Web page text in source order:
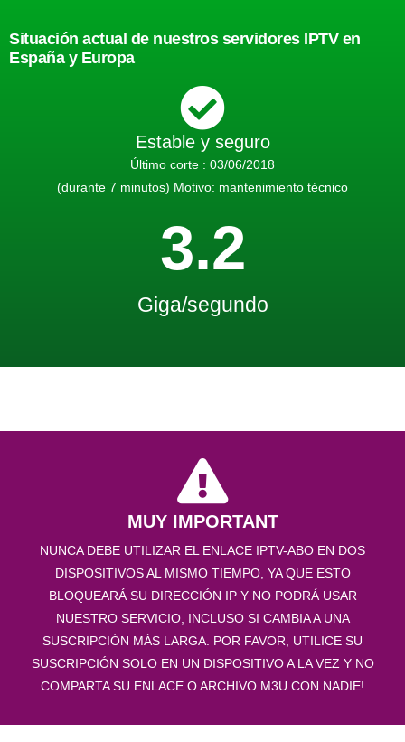
Situación actual de nuestros servidores IPTV en
España y Europa
Estable y seguro
Último corte : 03/06/2018
(durante 7 minutos) Motivo: mantenimiento técnico
Giga/segundo
3.2
MUY IMPORTANT
NUNCA DEBE UTILIZAR EL ENLACE IPTV-ABO EN DOS
DISPOSITIVOS AL MISMO TIEMPO, YA QUE ESTO
BLOQUEARÁ SU DIRECCIÓN IP Y NO PODRÁ USAR
NUESTRO SERVICIO, INCLUSO SI CAMBIA A UNA
SUSCRIPCIÓN MÁS LARGA. POR FAVOR, UTILICE SU
SUSCRIPCIÓN SOLO EN UN DISPOSITIVO A LA VEZ Y NO
COMPARTA SU ENLACE O ARCHIVO M3U CON NADIE!